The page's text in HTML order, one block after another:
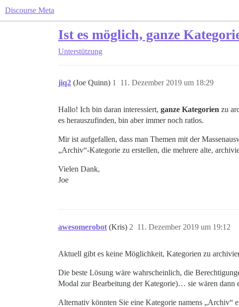
Discourse Meta
Ist es möglich, ganze
Unterstützung
jiq2 (Joe Quinn) 11. Dezember 2019 um 18:29
1
Hallo! Ich bin daran interessiert, ganze Kategorien zu
es herauszufinden, bin aber immer noch ratlos.
Mir ist aufgefallen, dass man Themen mit der
„Archiv“-Kategorie zu erstellen, die mehrere alte,
Vielen Dank,
Joe
awesomerobot (Kris) 11. Dezember 2019 um 19:12
2
Aktuell gibt es keine Möglichkeit, Kategorien zu
Die beste Lösung wäre wahrscheinlich, die
Modal zur Bearbeitung der Kategorie)… sie wären dann
Alternativ könnten Sie eine Kategorie namens „Archiv“